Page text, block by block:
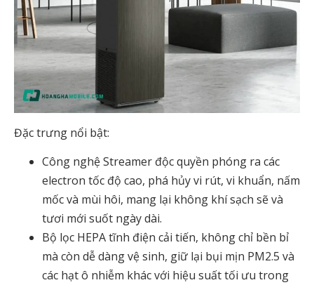
Đặc trưng nổi bật:
Công nghệ Streamer độc quyền phóng ra các
electron tốc độ cao, phá hủy vi rút, vi khuẩn, nấm
mốc và mùi hôi, mang lại không khí sạch sẽ và
tươi mới suốt ngày dài.
Bộ lọc HEPA tĩnh điện cải tiến, không chỉ bền bỉ
mà còn dễ dàng vệ sinh, giữ lại bụi mịn PM2.5 và
các hạt ô nhiễm khác với hiệu suất tối ưu trong